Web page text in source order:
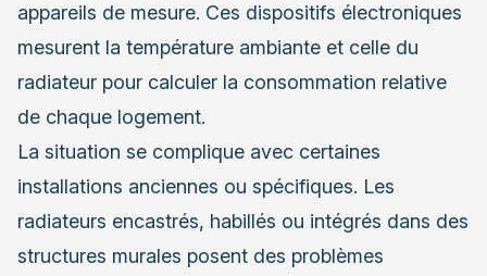
appareils de mesure. Ces dispositifs électroniques
mesurent la température ambiante et celle du
radiateur pour calculer la consommation relative
de chaque logement.
La situation se complique avec certaines
installations anciennes ou spécifiques. Les
radiateurs encastrés, habillés ou intégrés dans des
structures murales posent des problèmes